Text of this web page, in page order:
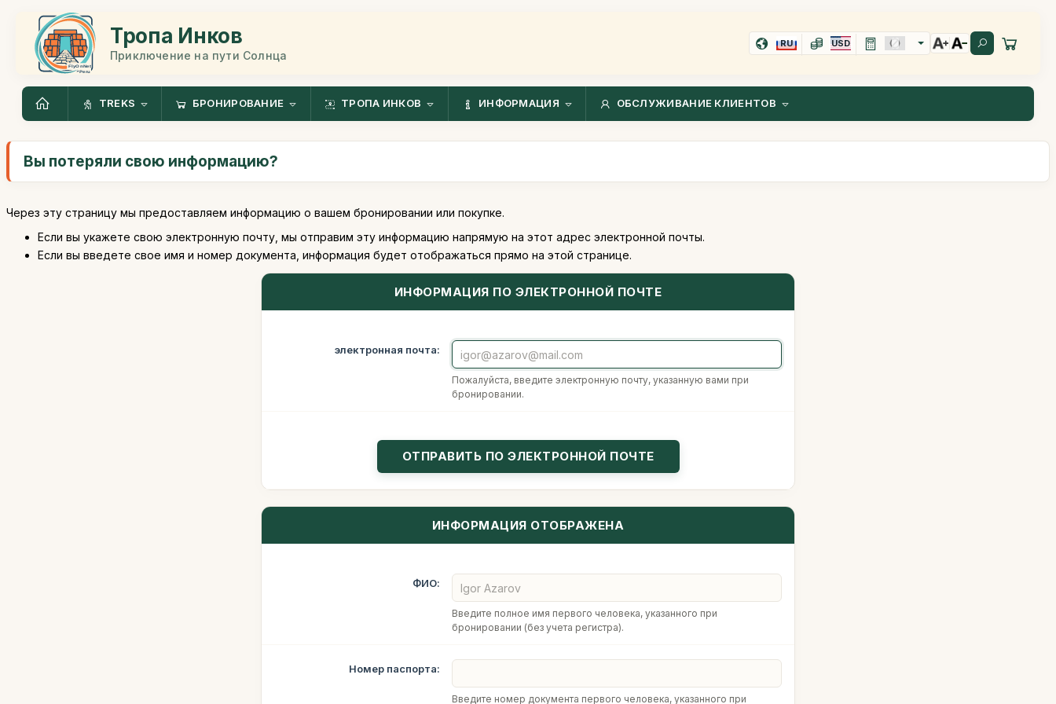
Тропа Инков
Приключение на пути Солнца
RU USD
TREKS БРОНИРОВАНИЕ ТРОПА ИНКОВ ИНФОРМАЦИЯ ОБСЛУЖИВАНИЕ КЛИЕНТОВ
Вы потеряли свою информацию?
Через эту страницу мы предоставляем информацию о вашем бронировании или покупке.
Если вы укажете свою электронную почту, мы отправим эту информацию напрямую на этот адрес электронной почты.
Если вы введете свое имя и номер документа, информация будет отображаться прямо на этой странице.
ИНФОРМАЦИЯ ПО ЭЛЕКТРОННОЙ ПОЧТЕ
электронная почта:
Пожалуйста, введите электронную почту, указанную вами при
бронировании.
ИНФОРМАЦИЯ ОТОБРАЖЕНА
ФИО:
Введите полное имя первого человека, указанного при
бронировании (без учета регистра).
Номер паспорта:
Введите номер документа первого человека, указанного при